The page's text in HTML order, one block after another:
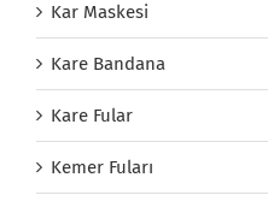
Kar Maskesi
Kare Bandana
Kare Fular
Kemer Fuları